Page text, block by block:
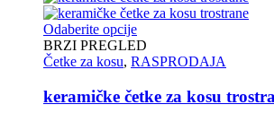
Odaberite opcije
BRZI PREGLED
Četke za kosu, RASPRODAJA
keramičke četke za kosu